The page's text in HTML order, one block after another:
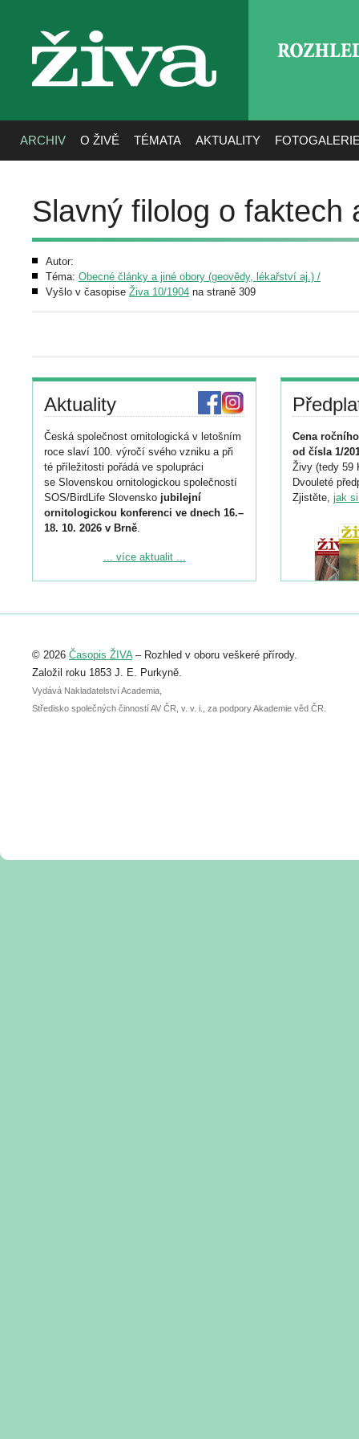
živa
ARCHIV O ŽIVĚ TÉMATA AKTUALITY
Slavný filolog o faktech
Autor:
Téma: Obecné články a jiné obory (geovědy, lékařství aj.) /
Vyšlo v časopise Živa 10/1904 na straně 309
Aktuality
Česká společnost ornitologická v letošním
roce slaví 100. výročí svého vzniku a při
té příležitosti pořádá ve spolupráci
se Slovenskou ornitologickou společností
SOS/BirdLife Slovensko jubilejní
ornitologickou konferenci ve dnech 16.–
18. 10. 2026 v Brně.
Podrobnější informace ke konferenci
Registrovat se můžete do 6. září.
abstraktu přihlášené přednášky nebo
posteru je už 30. června.
... více aktualit ...
Cena
od čísla 1/
Živy (tedy 59
Dvouleté
Zjistěte, jak
© 2026 Časopis ŽIVA– Rozhled v oboru veškeré přírody.
Založil roku 1853 J. E. Purkyně.
Vydává Nakladatelství Academia,
Středisko společných činností AV ČR, v. v. i., za podpory Akademie věd ČR.